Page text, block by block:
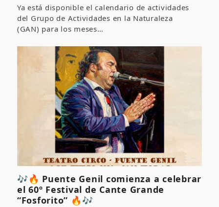
Ya está disponible el calendario de actividades
del Grupo de Actividades en la Naturaleza
(GAN) para los meses…
🎶🔥 Puente Genil comienza a celebrar
el 60º Festival de Cante Grande
“Fosforito” 🔥🎶